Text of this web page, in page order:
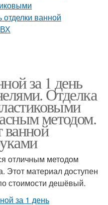
за 1 день
Отделка
методом.
ванной
отличным методом
Этот материал доступен
стоимости дешёвый.